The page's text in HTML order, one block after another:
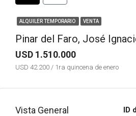
ALQUILER TEMPORARIO VENTA
Pinar del Faro, José
USD 1.510.000
USD 42.200 / 1ra quincena de enero
Vista General ID